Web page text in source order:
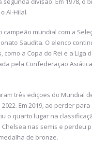
Al-Hilal.
campeão mundial com a
Saudita. O elenco
a Copa do Rei e a Liga
pela Confederação
três edições do Mundial
2022. Em 2019, ao perder para
o quarto lugar na
Chelsea nas semis e perdeu
de bronze.